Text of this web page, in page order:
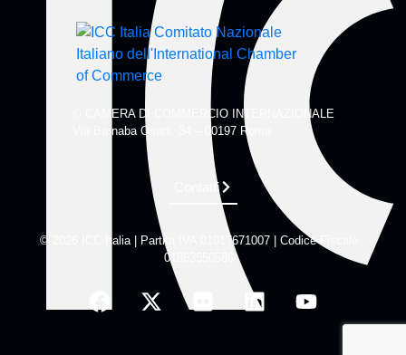
© CAMERA DI COMMERCIO INTERNAZIONALE
Via Barnaba Oriani, 34 – 00197 Roma
Contatti
© 2026 ICC Italia | Partita IVA 01017671007 | Codice Fiscale
01863550586